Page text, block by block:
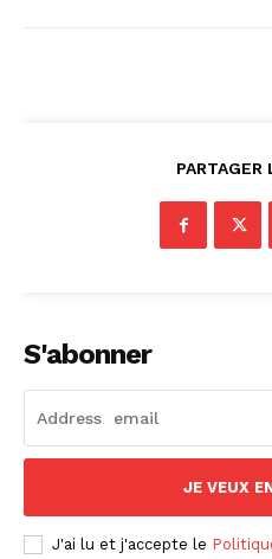
PARTAGER
S'abonner
JE VEUX
J'ai lu et j'accepte le